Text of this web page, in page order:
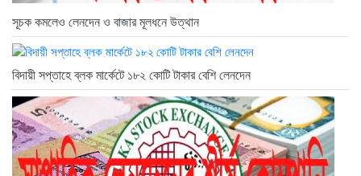
সূচক কমলেও লেনদেন ও বাজার মূলধনে উত্থান
বিদায়ী সপ্তাহে ব্লক মার্কেটে ১৮২ কোটি টাকার বেশি লেনদেন